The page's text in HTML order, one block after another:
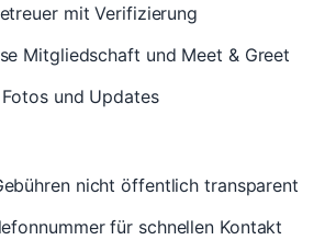
mit Verifizierung
Mitgliedschaft und Meet & Greet
und Updates
nicht öffentlich transparent
für schnellen Kontakt